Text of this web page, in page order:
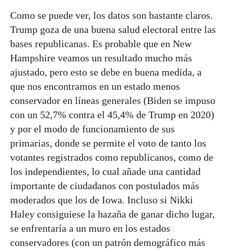
Como se puede ver, los datos son bastante claros.
Trump goza de una buena salud electoral entre las
bases republicanas. Es probable que en New
Hampshire veamos un resultado mucho más
ajustado, pero esto se debe en buena medida, a
que nos encontramos en un estado menos
conservador en líneas generales (Biden se impuso
con un 52,7% contra el 45,4% de Trump en 2020)
y por el modo de funcionamiento de sus
primarias, donde se permite el voto de tanto los
votantes registrados como republicanos, como de
los independientes, lo cual añade una cantidad
importante de ciudadanos con postulados más
moderados que los de Iowa. Incluso si Nikki
Haley consiguiese la hazaña de ganar dicho lugar,
se enfrentaría a un muro en los estados
conservadores (con un patrón demográfico más